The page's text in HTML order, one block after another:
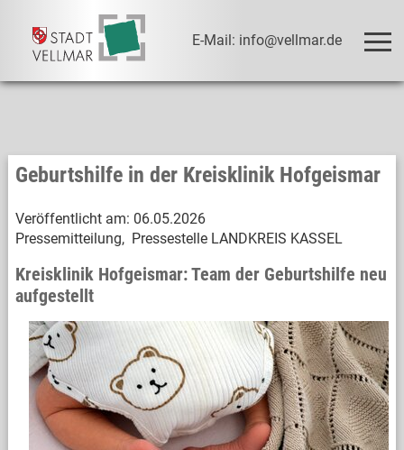
E-Mail: info@vellmar.de
Geburtshilfe in der Kreisklinik Hofgeismar
Veröffentlicht am: 06.05.2026
Pressemitteilung, Pressestelle LANDKREIS KASSEL
Kreisklinik Hofgeismar: Team der Geburtshilfe neu
aufgestellt